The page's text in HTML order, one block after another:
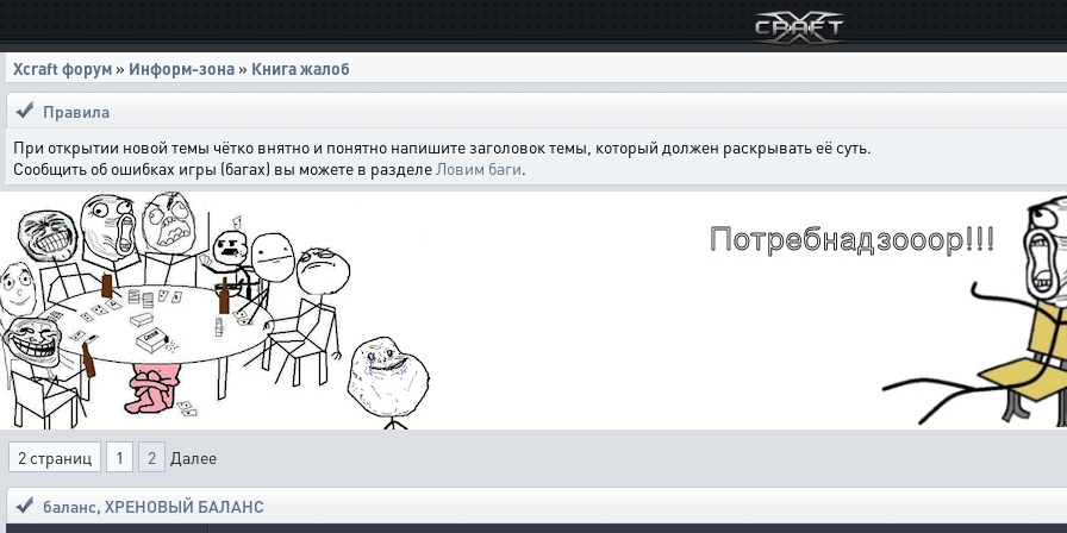
Xcraft форум » Информ-зона » Книга жалоб
Правила
При открытии новой темы чётко внятно и понятно напишите заголовок темы, который должен раскрывать её суть.
Сообщить об ошибках игры (багах) вы можете в разделе Ловим баги.
2 страниц 1 2 Далее
баланс, ХРЕНОВЫЙ БАЛАНС